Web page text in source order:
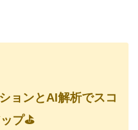
ョンとAI解析でスコ
プ⛳